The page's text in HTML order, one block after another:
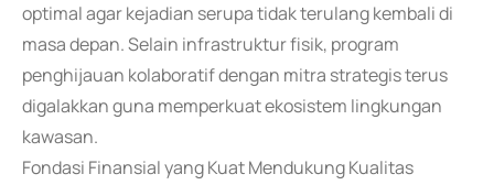
optimal agar kejadian serupa tidak terulang kembali di
masa depan. Selain infrastruktur fisik, program
penghijauan kolaboratif dengan mitra strategis terus
digalakkan guna memperkuat ekosistem lingkungan
kawasan.
Fondasi Finansial yang Kuat Mendukung Kualitas